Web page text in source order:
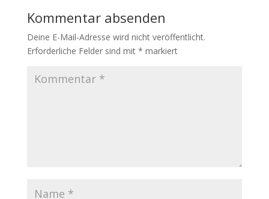
Kommentar absenden
Deine E-Mail-Adresse wird nicht veröffentlicht.
Erforderliche Felder sind mit * markiert